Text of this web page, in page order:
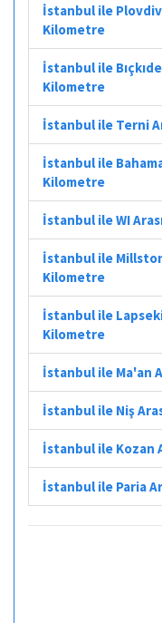
İstanbul ile
Kilometre
İstanbul ile
Kilometre
İstanbul ile Terni
İstanbul ile
Kilometre
İstanbul ile WI
İstanbul ile
Kilometre
İstanbul ile Lapseki
Kilometre
İstanbul ile Ma'an
İstanbul ile Niş
İstanbul ile Kozan
İstanbul ile Paria